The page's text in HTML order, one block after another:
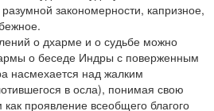
закономерности, капризное,
о дхарме и о судьбе можно
о беседе Индры с поверженным
насмехается над жалким
в осла), понимая свою
проявление всеобщего благого